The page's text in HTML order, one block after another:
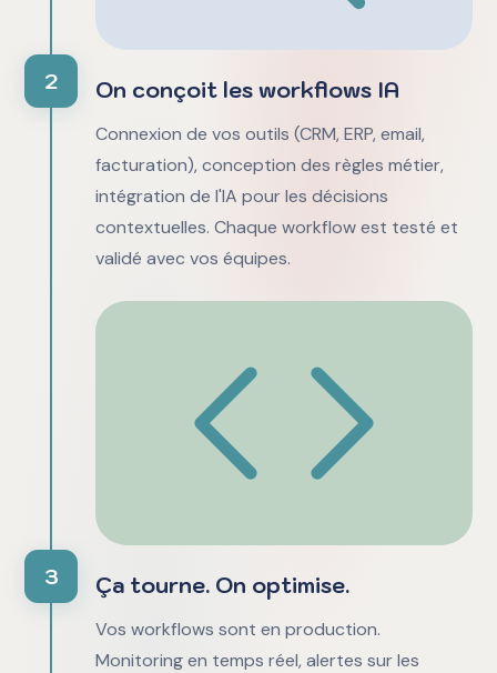
On conçoit les workflows IA
Connexion de vos outils (CRM, ERP, email,
facturation), conception des règles métier,
intégration de l'IA pour les décisions
contextuelles. Chaque workflow est testé et
validé avec vos équipes.
2
Ça tourne. On optimise.
Vos workflows sont en production.
Monitoring en temps réel, alertes sur les
3